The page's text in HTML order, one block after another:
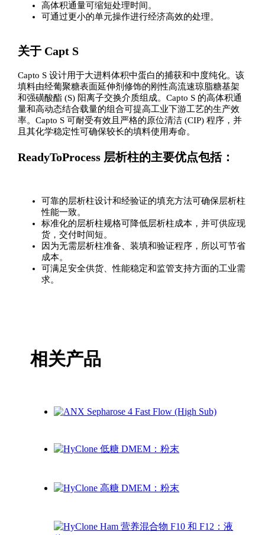
高体积通量可缩短处理时间。
可通过更小的单元操作进行经济高效的处理。
关于 Capt S
Capto S 设计用于大进料体积中蛋白的捕获和中度纯化。该
填料由经葡聚糖表面延伸剂修饰的刚性高流速琼脂糖基架
和强磺酸酯 (S) 阳离子交换介质组成。Capto S 的高体积通
量和高动态结合载量的组合可提高工业下游工艺的生产效
率。Capto S 可耐受有效且严格的原位清洁 (CIP) 程序，并
且其化学稳定性可确保较长的填料使用寿命。
ReadyToProcess 层析柱的主要优点包括：
可靠的层析柱设计和经验证的填充方法可确保层析柱
性能一致。
标准化的层析柱规格可降低层析柱成本，并可供应现
货，交付时间短。
因为无需层析柱准备、装填和验证程序，所以可节省
成本。
可满足安全供货、性能稳定和监管支持方面的工业需
求。
相关产品